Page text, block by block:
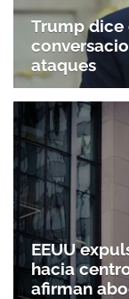
Trump dice
ataques
EEUU
hacia
afirman